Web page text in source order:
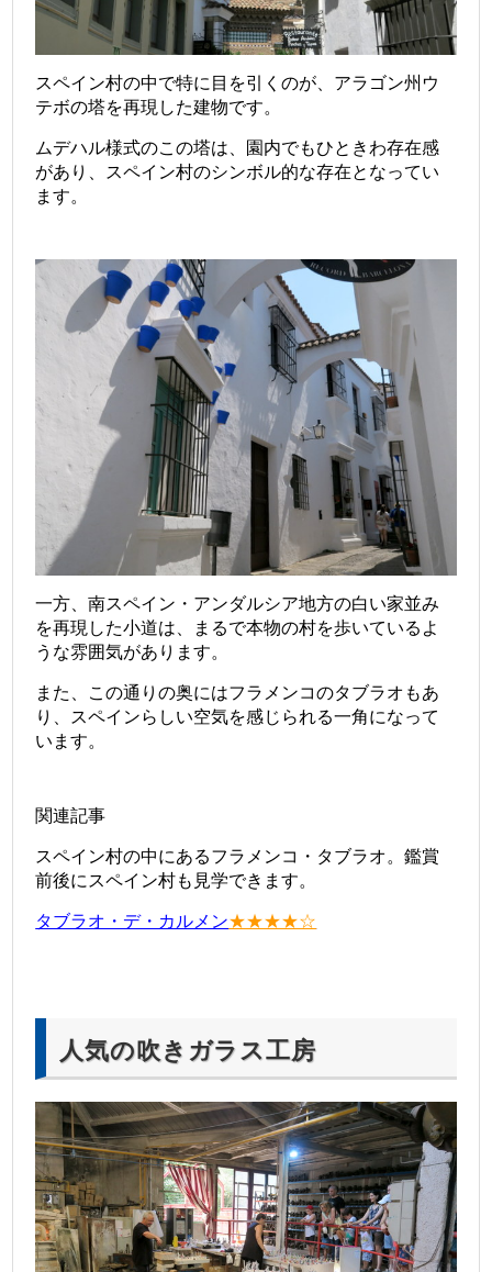
スペイン村の中で特に目を引くのが、アラゴン州ウ
テボの塔を再現した建物です。
ムデハル様式のこの塔は、園内でもひときわ存在感
があり、スペイン村のシンボル的な存在となってい
ます。
一方、南スペイン・アンダルシア地方の白い家並み
を再現した小道は、まるで本物の村を歩いているよ
うな雰囲気があります。
また、この通りの奥にはフラメンコのタブラオもあ
り、スペインらしい空気を感じられる一角になって
います。
関連記事
スペイン村の中にあるフラメンコ・タブラオ。鑑賞
前後にスペイン村も見学できます。
タブラオ・デ・カルメン★★★★☆
人気の吹きガラス工房